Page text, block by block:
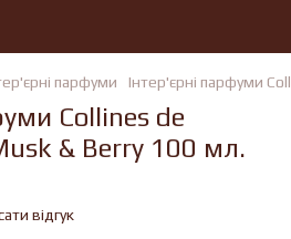
парфуми Iнтер'єрні парфуми
Collines de
& Berry 100 мл.
відгук